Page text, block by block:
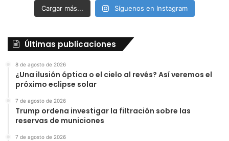
Cargar más... Síguenos en Instagram
Últimas publicaciones
8 de agosto de 2026
¿Una ilusión óptica o el cielo al revés? Así veremos el
próximo eclipse solar
7 de agosto de 2026
Trump ordena investigar la filtración sobre las
reservas de municiones
7 de agosto de 2026